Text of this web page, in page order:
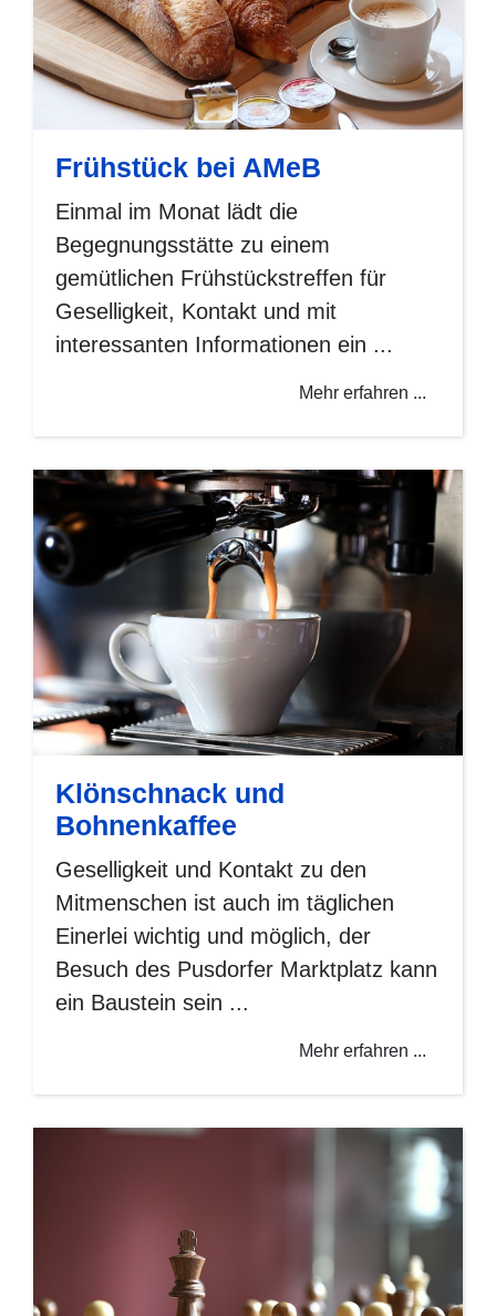
Frühstück bei AMeB
Einmal im Monat lädt die
Begegnungsstätte zu einem
gemütlichen Frühstückstreffen für
Geselligkeit, Kontakt und mit
interessanten Informationen ein ...
Mehr erfahren ...
Klönschnack und
Bohnenkaffee
Geselligkeit und Kontakt zu den
Mitmenschen ist auch im täglichen
Einerlei wichtig und möglich, der
Besuch des Pusdorfer Marktplatz kann
ein Baustein sein ...
Mehr erfahren ...